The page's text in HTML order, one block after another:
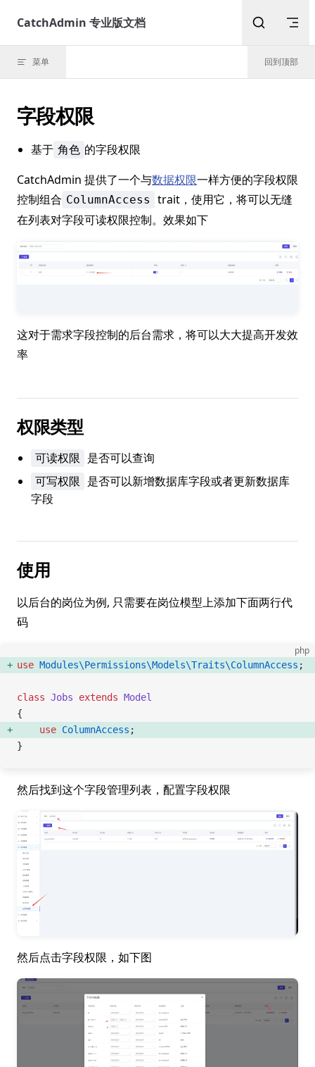
Skip to content
CatchAdmin 专业版文档
菜单 回到顶部
字段权限
基于 角色 的字段权限
CatchAdmin 提供了一个与数据权限一样方便的字段权限
控制组合 ColumnAccess
trait，使用它，将可以无缝
在列表对字段可读权限控制。效果如下
这对于需求字段控制的后台需求，将可以大大提高开发效
率
权限类型
可读权限 是否可以查询
可写权限
是否可以新增数据库字段或者更新数据库
字段
使用
以后台的岗位为例, 只需要在岗位模型上添加下面两行代
码
php
use Modules\Permissions\Models\Traits\ColumnAccess ;
class Jobs extends Model
{
    use
ColumnAccess ;
}
然后找到这个字段管理列表，配置字段权限
然后点击字段权限，如下图